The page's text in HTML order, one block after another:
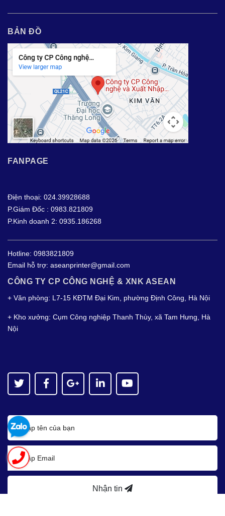
BẢN ĐỒ
FANPAGE
Điện thoại: 024.39928688
P.Giám Đốc : 0983.821809
P.Kinh doanh 2: 0935.186268
Hotline: 0983821809
Email hỗ trợ: aseanprinter@gmail.com
CÔNG TY CP CÔNG NGHỆ & XNK ASEAN
+ Văn phòng: L7-15 KĐTM Đại Kim, phường Định Công, Hà Nội
+ Kho xưởng: Cụm Công nghiệp Thanh Thùy, xã Tam Hưng, Hà
Nội
Nhận tin